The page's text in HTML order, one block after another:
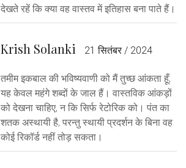
देखते रहें कि क्या वह वास्तव में इतिहास बना पाते हैं।
Krish Solanki 21 सितंबर / 2024
तमीम इकबाल की भविष्यवाणी को मैं तुच्छ आंकता हूँ;
यह केवल महंगे शब्दों के जाल हैं। वास्तविक आंकड़ों
को देखना चाहिए, न कि सिर्फ रेटोरिक को। पंत का
शतक अस्थायी है, परन्तु स्थायी प्रदर्शन के बिना वह
कोई रिकॉर्ड नहीं तोड़ सकता।